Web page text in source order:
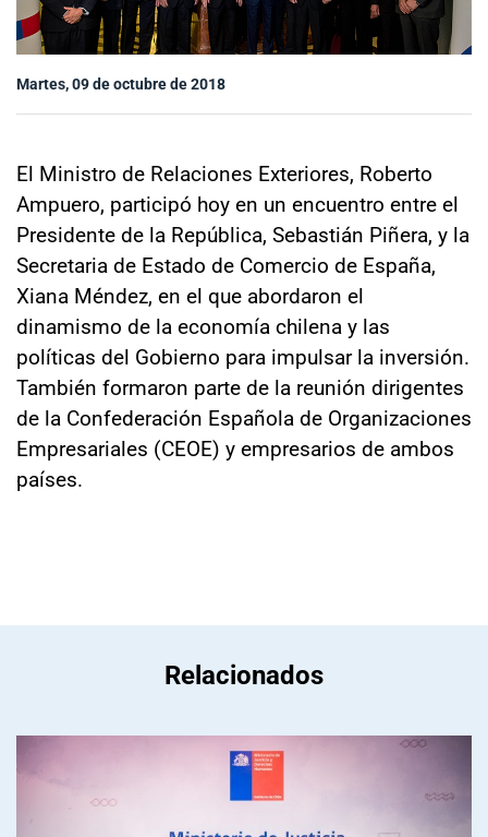
modo claro
Martes, 09 de octubre de 2018
El Ministro de Relaciones Exteriores, Roberto
Ampuero, participó hoy en un encuentro entre el
Presidente de la República, Sebastián Piñera, y la
Secretaria de Estado de Comercio de España,
Xiana Méndez, en el que abordaron el
dinamismo de la economía chilena y las
políticas del Gobierno para impulsar la inversión.
También formaron parte de la reunión dirigentes
de la Confederación Española de Organizaciones
Empresariales (CEOE) y empresarios de ambos
países.
Relacionados